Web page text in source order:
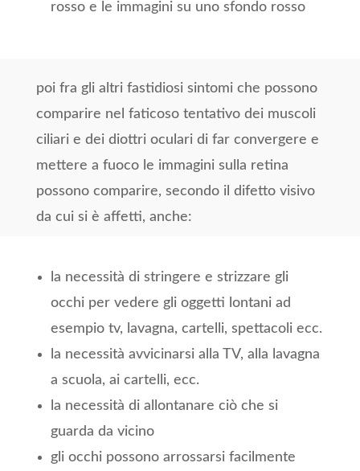
rosso e le immagini su uno sfondo rosso
poi fra gli altri fastidiosi sintomi che possono
comparire nel faticoso tentativo dei muscoli
ciliari e dei diottri oculari di far convergere e
mettere a fuoco le immagini sulla retina
possono comparire, secondo il difetto visivo
da cui si è affetti, anche:
la necessità di stringere e strizzare gli
occhi per vedere gli oggetti lontani ad
esempio tv, lavagna, cartelli, spettacoli ecc.
la necessità avvicinarsi alla TV, alla lavagna
a scuola, ai cartelli, ecc.
la necessità di allontanare ciò che si
guarda da vicino
gli occhi possono arrossarsi facilmente